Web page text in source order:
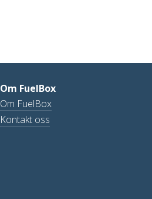
Om FuelBox
Om FuelBox
Kontakt oss